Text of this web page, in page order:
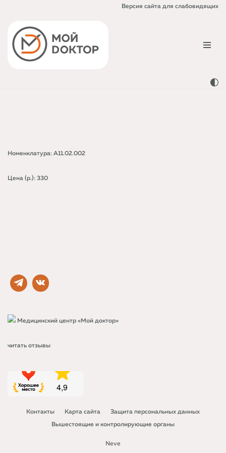
Перейти
содержимому
Версия сайта для слабовидящих
Номенклатура: A11.02.002
Цена (р.): 330
Медицинский центр «Мой доктор»
читать отзывы
Контакты Карта сайта Защита персональных данных
Вышестоящие и контролирующие органы
Neve